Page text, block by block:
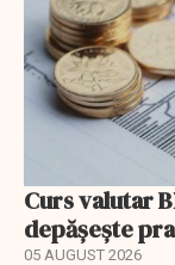
Curs valutar
depășește
05 AUGUST 2026